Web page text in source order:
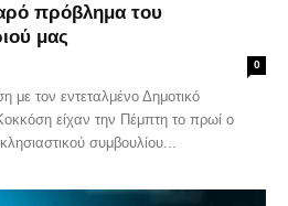
πρόβλημα του
μας
0
με τον εντεταλμένο Δημοτικό
είχαν την Πέμπτη το πρωί ο
συμβουλίου...